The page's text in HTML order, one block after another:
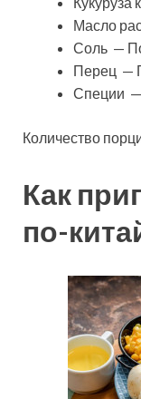
Масло
Соль —
Перец —
Специи —
Количество
Как
по-